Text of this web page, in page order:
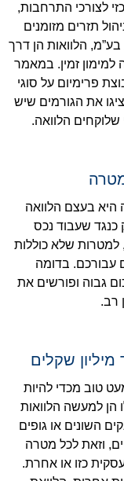
לצורכי התרחבות,
תזרים מזומנים
הלוואות הן דרך
למימון זמין. במאמר
פרימיום על סוגי
את הגורמים שיש
הלוואה.
בעצם הלוואה
כנגד שעבוד נכס
שלא כוללות
עבורכם. בדומה
גבוה ופורשים את
רב.
מיליון שקלים
טוב מכדי להיות
הן למעשה הלוואות
השונים או גופים
וזאת לכל מטרה
כזו או אחרת.